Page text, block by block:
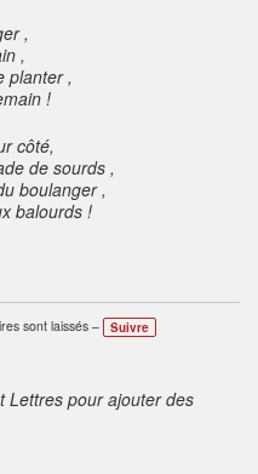
,
,
planter ,
!
côté,
de sourds ,
boulanger ,
balourds !
sont laissés – Suivre
Lettres pour ajouter des